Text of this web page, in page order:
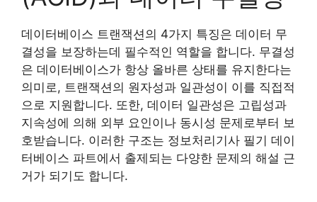
데이터베이스 트랜잭션의 4가지 특징은 데이터 무
결성을 보장하는데 필수적인 역할을 합니다. 무결성
은 데이터베이스가 항상 올바른 상태를 유지한다는
의미로, 트랜잭션의 원자성과 일관성이 이를 직접적
으로 지원합니다. 또한, 데이터 일관성은 고립성과
지속성에 의해 외부 요인이나 동시성 문제로부터 보
호받습니다. 이러한 구조는 정보처리기사 필기 데이
터베이스 파트에서 출제되는 다양한 문제의 해설 근
거가 되기도 합니다.